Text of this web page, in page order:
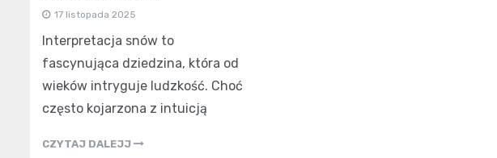
17 listopada 2025
Interpretacja snów to
fascynująca dziedzina, która od
wieków intryguje ludzkość. Choć
często kojarzona z intuicją
CZYTAJ DALEJJ